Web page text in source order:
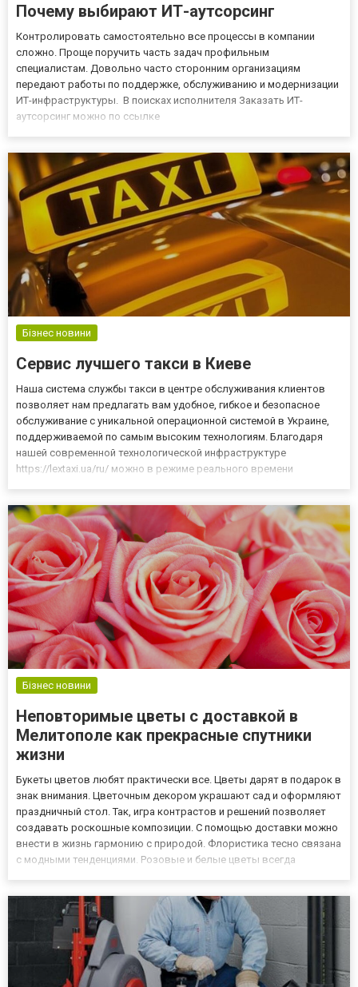
Почему выбирают ИТ-аутсорсинг
Контролировать самостоятельно все процессы в компании
сложно. Проще поручить часть задач профильным
специалистам. Довольно часто сторонним организациям
передают работы по поддержке, обслуживанию и модернизации
ИТ-инфраструктуры. В поисках исполнителя Заказать ИТ-
аутсорсинг можно по ссылке
На сайте можно узнать детальнее об особенностях и...
Бізнес новини
Сервис лучшего такси в Киеве
Наша система службы такси в центре обслуживания клиентов
позволяет нам предлагать вам удобное, гибкое и безопасное
обслуживание с уникальной операционной системой в Украине,
поддерживаемой по самым высоким технологиям. Благодаря
нашей современной технологической инфраструктуре
https://lextaxi.ua/ru/ можно в режиме реального времени
- центр...
Бізнес новини
Неповторимые цветы с доставкой в
Мелитополе как прекрасные спутники
жизни
Букеты цветов любят практически все. Цветы дарят в подарок в
знак внимания. Цветочным декором украшают сад и оформляют
праздничный стол. Так, игра контрастов и решений позволяет
создавать роскошные композиции. С помощью доставки можно
внести в жизнь гармонию с природой. Флористика тесно связана
с модными тенденциями. Розовые и белые цветы всегда